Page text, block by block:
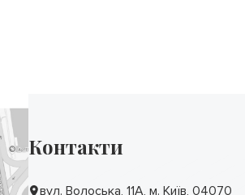
Контакти
вул. Волоська, 11А, м. Київ, 04070